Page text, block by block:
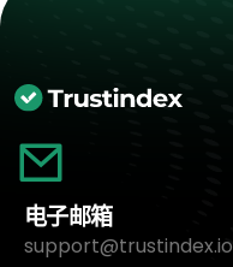
电子邮箱
support@trustindex.io